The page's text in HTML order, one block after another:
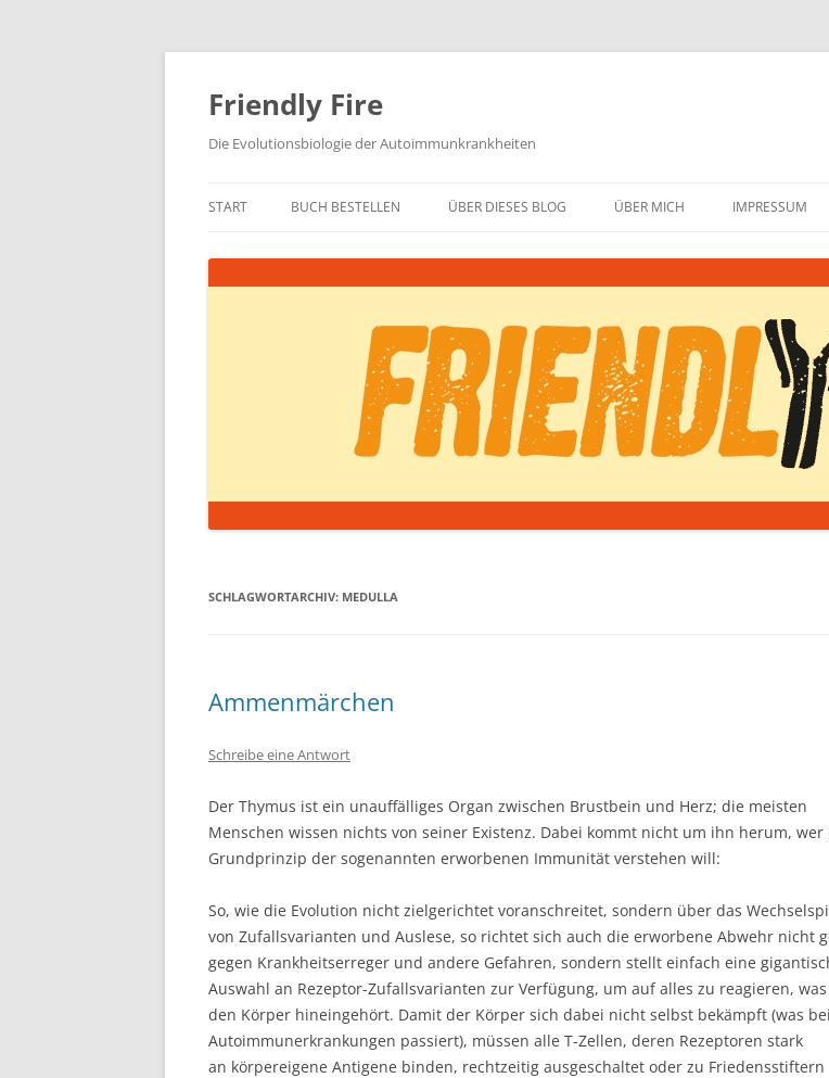
Zum
springen
Friendly Fire
Die Evolutionsbiologie der Autoimmunkrankheiten
START BUCH BESTELLEN ÜBER DIESES BLOG ÜBER MICH IMPRESSUM
SCHLAGWORTARCHIV: MEDULLA
Ammenmärchen
Schreibe eine Antwort
Der Thymus ist ein unauffälliges Organ zwischen Brustbein und Herz; die meisten
Menschen wissen nichts von seiner Existenz. Dabei kommt nicht um ihn herum, wer
Grundprinzip der sogenannten erworbenen Immunität verstehen will:
So, wie die Evolution nicht zielgerichtet voranschreitet, sondern über das
von Zufallsvarianten und Auslese, so richtet sich auch die erworbene Abwehr nicht
gegen Krankheitserreger und andere Gefahren, sondern stellt einfach eine
Auswahl an Rezeptor-Zufallsvarianten zur Verfügung, um auf alles zu reagieren,
den Körper hineingehört. Damit der Körper sich dabei nicht selbst bekämpft (was bei
Autoimmunerkrankungen passiert), müssen alle T-Zellen, deren Rezeptoren stark
an körpereigene Antigene binden, rechtzeitig ausgeschaltet oder zu Friedensstiftern